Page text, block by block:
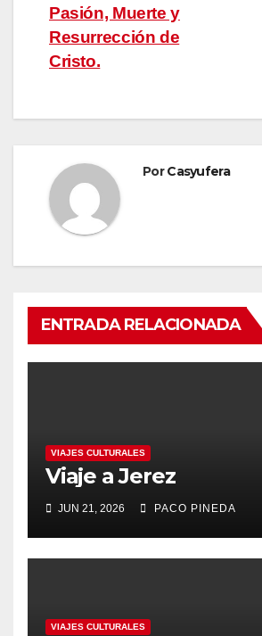
Pasión, Muerte y
Resurrección de
Cristo.
PorCasyufera
ENTRADA RELACIONADA
VIAJES CULTURALES
Viaje a Jerez
JUN 21, 2026 PACO PINEDA
VIAJES CULTURALES